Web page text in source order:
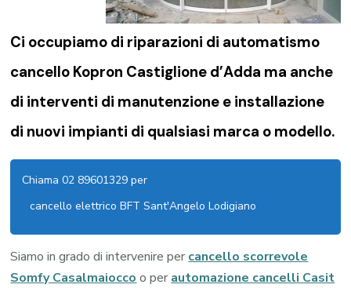
Ci occupiamo di riparazioni di automatismo
cancello Kopron Castiglione d’Adda ma anche
di interventi di manutenzione e installazione
di nuovi impianti di qualsiasi marca o modello.
Chiama 02 89601329 per
cancello elettrico BFT Sant'Angelo Lodigiano
Siamo in grado di intervenire percancello scorrevole
Somfy Casalmaioccoo perautomazione cancelli Casit